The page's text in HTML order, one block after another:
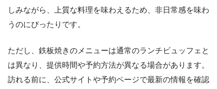
しみながら、上質な料理を味わえるため、非日常感を味わ
うのにぴったりです。
ただし、鉄板焼きのメニューは通常のランチビュッフェと
は異なり、提供時間や予約方法が異なる場合があります。
訪れる前に、公式サイトや予約ページで最新の情報を確認